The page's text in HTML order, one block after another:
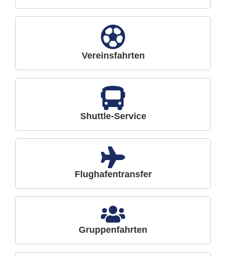
Vereinsfahrten
Shuttle-Service
Flughafentransfer
Gruppenfahrten